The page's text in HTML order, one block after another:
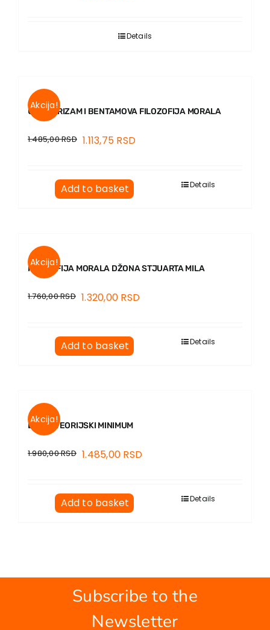
Details
Akcija!
UTILITARIZAM I BENTAMOVA FILOZOFIJA MORALA
1.485,00RSD 1.113,75 RSD
Add to basket Details
Akcija!
FILOZOFIJA MORALA DŽONA STJUARTA MILA
1.760,00RSD 1.320,00 RSD
Add to basket Details
Akcija!
ETIKA. TEORIJSKI MINIMUM
1.980,00RSD 1.485,00 RSD
Add to basket Details
Subscribe to the
Newsletter